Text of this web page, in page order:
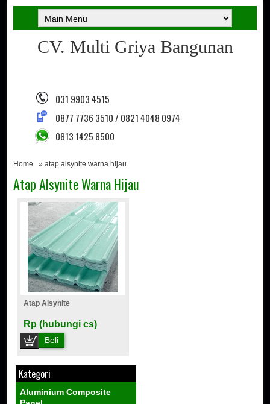
CV. Multi Griya Bangunan
031 9903 4515
0877 7736 3510 / 0821 4048 0974
0813 1425 8500
Home » atap alsynite warna hijau
Atap Alsynite Warna Hijau
Atap Alsynite
Rp (hubungi cs)
Beli
Kategori
Aluminium Composite